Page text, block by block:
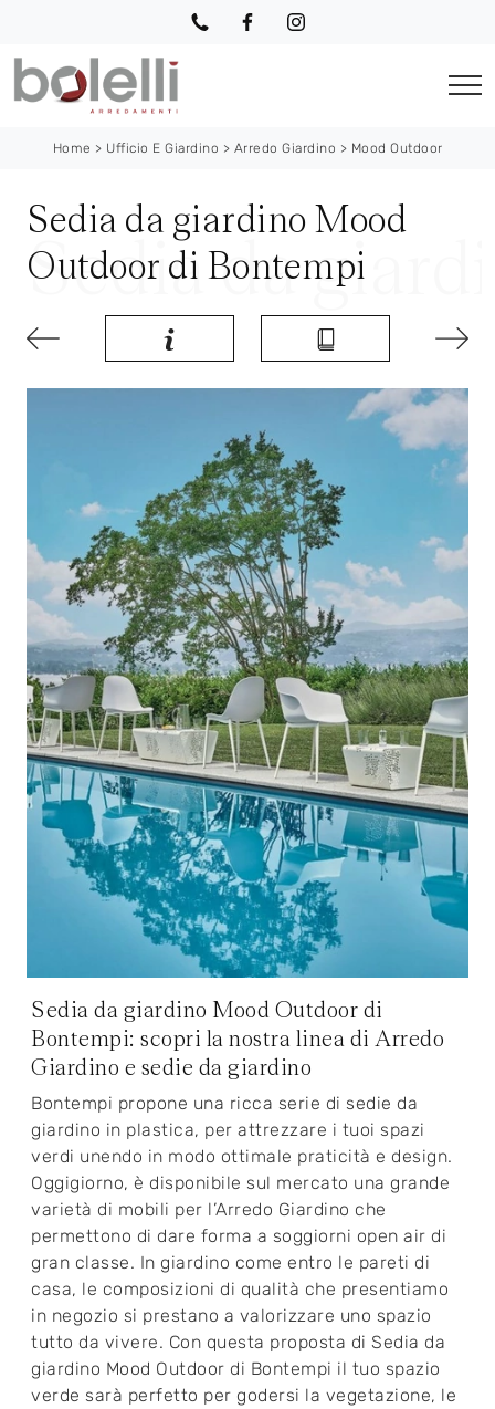
Home > Ufficio E Giardino > Arredo Giardino > Mood Outdoor
Sedia da giardino Mood
Outdoor di Bontempi
Sedia da giardino Mood Outdoor di
Bontempi: scopri la nostra linea di Arredo
Giardino e sedie da giardino
Bontempi propone una ricca serie di sedie da
giardino in plastica, per attrezzare i tuoi spazi
verdi unendo in modo ottimale praticità e design.
Oggigiorno, è disponibile sul mercato una grande
varietà di mobili per l’Arredo Giardino che
permettono di dare forma a soggiorni open air di
gran classe. In giardino come entro le pareti di
casa, le composizioni di qualità che presentiamo
in negozio si prestano a valorizzare uno spazio
tutto da vivere. Con questa proposta di Sedia da
giardino Mood Outdoor di Bontempi il tuo spazio
verde sarà perfetto per godersi la vegetazione, le